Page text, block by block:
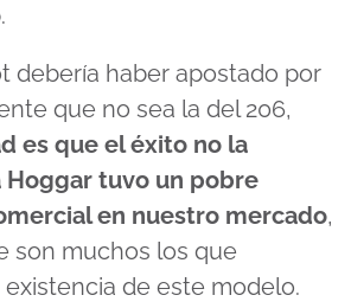
.
debería haber apostado por
que no sea la del 206,
es que el éxito no la
Hoggar tuvo un pobre
en nuestro mercado,
son muchos los que
de este modelo.